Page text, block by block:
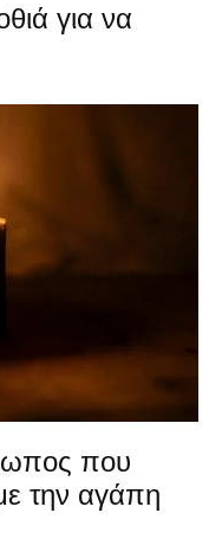
για να
που
την αγάπη